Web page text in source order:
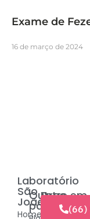
Exame de
16 de março de 2024
Laboratório
São
João
Home
Outras
páginas
Entre